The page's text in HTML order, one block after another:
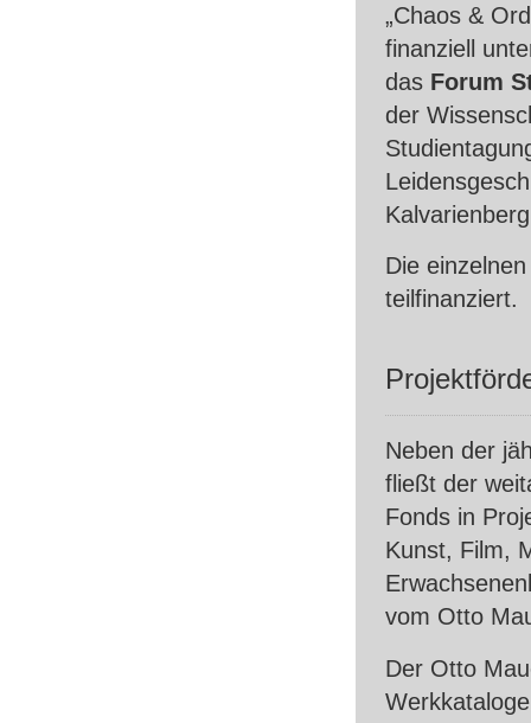
„Chaos &
finanziell
das Forum
der
Die
teilfinanziert.
Neben der
fließt der
Fonds in
Kunst, Film,
vom Otto
Der Otto